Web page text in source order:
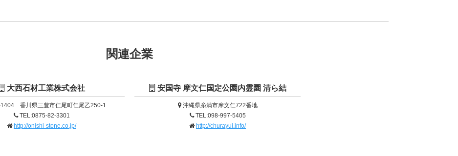
関連企業
大西石材工業株式会社
香川県三豊市仁尾町仁尾乙250-1
TEL:0875-82-3301
http://onishi-stone.co.jp/
安国寺 摩文仁国定公園内霊園 清ら結
沖縄県糸満市摩文仁722番地
TEL:098-997-5405
http://churayui.info/